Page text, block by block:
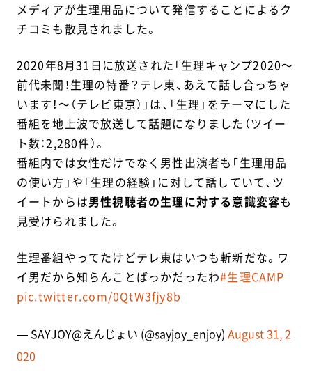
メディアが生理用品について発信することによるク
チコミも散見されました。
2020年8月31日に放送された「生理キャンプ2020～
前代未聞！生理の特番？テレ東、あえて話し合っちゃ
います！～（テレビ東京）」は、「生理」をテーマにした
番組を地上波で放送して話題になりました（ツイー
ト数：2,280件）。
番組内では女性だけでなく男性出演者も「生理用品
の使い方」や「生理の経験」に対して話していて、ツ
イートからは男性視聴者の生理に対する意識変容も
見受けられました。
生理番組やってたけどテレ東はいつも斬新だな。ワ
イ男だから知らんことばっかだったわ#生理CAMP
pic.twitter.com/0QtW3fjy8b
— SAYJOY@えんじょい (@sayjoy_enjoy) August 31, 2
020